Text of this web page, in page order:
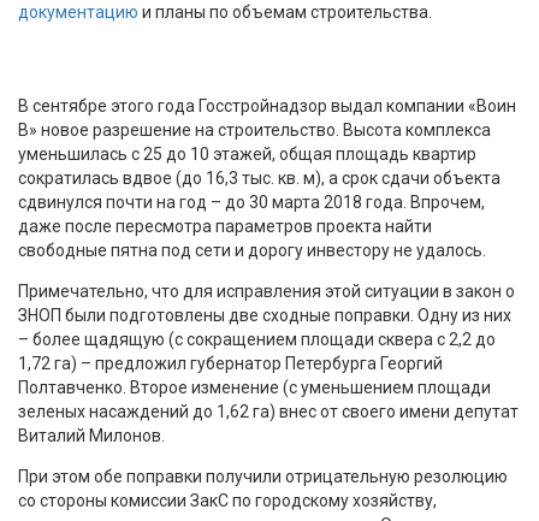
документацию и планы по объемам строительства.
В сентябре этого года Госстройнадзор выдал компании «Воин
В» новое разрешение на строительство. Высота комплекса
уменьшилась с 25 до 10 этажей, общая площадь квартир
сократилась вдвое (до 16,3 тыс. кв. м), а срок сдачи объекта
сдвинулся почти на год – до 30 марта 2018 года. Впрочем,
даже после пересмотра параметров проекта найти
свободные пятна под сети и дорогу инвестору не удалось.
Примечательно, что для исправления этой ситуации в закон о
ЗНОП были подготовлены две сходные поправки. Одну из них
– более щадящую (с сокращением площади сквера с 2,2 до
1,72 га) – предложил губернатор Петербурга Георгий
Полтавченко. Второе изменение (с уменьшением площади
зеленых насаждений до 1,62 га) внес от своего имени депутат
Виталий Милонов.
При этом обе поправки получили отрицательную резолюцию
со стороны комиссии ЗакС по городскому хозяйству,